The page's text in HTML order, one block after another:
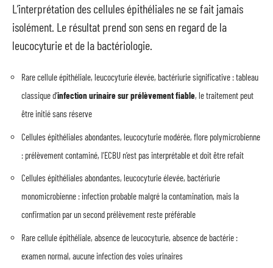
L’interprétation des cellules épithéliales ne se fait jamais
isolément. Le résultat prend son sens en regard de la
leucocyturie et de la bactériologie.
Rare cellule épithéliale, leucocyturie élevée, bactériurie significative : tableau
classique d’infection urinaire sur prélèvement fiable, le traitement peut
être initié sans réserve
Cellules épithéliales abondantes, leucocyturie modérée, flore polymicrobienne
: prélèvement contaminé, l’ECBU n’est pas interprétable et doit être refait
Cellules épithéliales abondantes, leucocyturie élevée, bactériurie
monomicrobienne : infection probable malgré la contamination, mais la
confirmation par un second prélèvement reste préférable
Rare cellule épithéliale, absence de leucocyturie, absence de bactérie :
examen normal, aucune infection des voies urinaires